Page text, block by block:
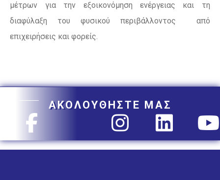
μέτρων για την εξοικονόμηση ενέργειας και τη
διαφύλαξη του φυσικού περιβάλλοντος από
επιχειρήσεις και φορείς.
ΑΚΟΛΟΥΘΗΣΤΕ ΜΑΣ